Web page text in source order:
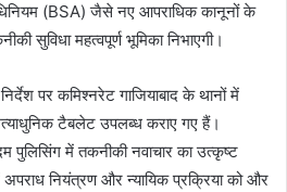
(BSA) जैसे नए आपराधिक कानूनों के
सुविधा महत्वपूर्ण भूमिका निभाएगी।
पर कमिश्नरेट गाजियाबाद के थानों में
टैबलेट उपलब्ध कराए गए हैं।
पुलिसिंग में तकनीकी नवाचार का उत्कृष्ट
नियंत्रण और न्यायिक प्रक्रिया को और